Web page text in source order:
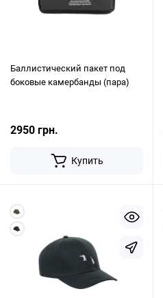
Баллистический пакет под
боковые камербанды (пара)
2950 грн.
Купить